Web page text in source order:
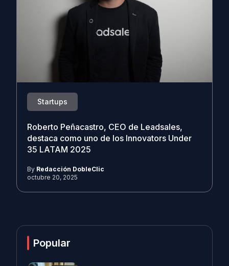
Startups
Roberto Peñacastro, CEO de Leadsales,
destaca como uno de los Innovators Under
35 LATAM 2025
By Redacción DobleClic
octubre 20, 2025
Popular